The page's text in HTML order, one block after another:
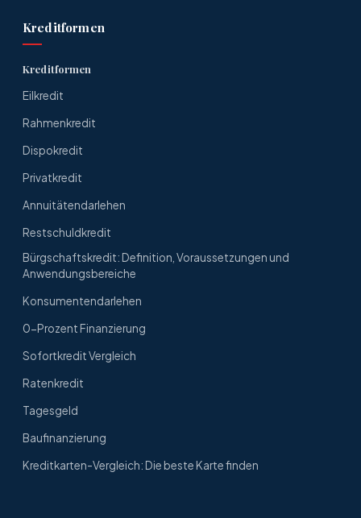
Kreditformen
Kreditformen
Eilkredit
Rahmenkredit
Dispokredit
Privatkredit
Annuitätendarlehen
Restschuldkredit
Bürgschaftskredit: Definition, Voraussetzungen und
Anwendungsbereiche
Konsumentendarlehen
0-Prozent Finanzierung
Sofortkredit Vergleich
Ratenkredit
Tagesgeld
Baufinanzierung
Kreditkarten-Vergleich: Die beste Karte finden